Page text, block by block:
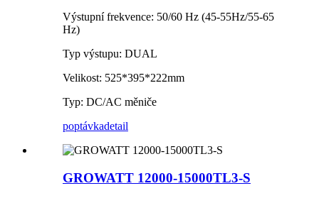
Výstupní frekvence: 50/60 Hz (45-55Hz/55-65
Hz)
Typ výstupu: DUAL
Velikost: 525*395*222mm
Typ: DC/AC měniče
poptávkadetail
GROWATT 12000-15000TL3-S